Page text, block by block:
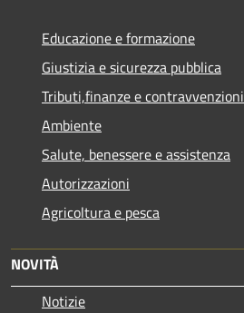
Educazione e formazione
Giustizia e sicurezza pubblica
Tributi,finanze e contravvenzioni
Ambiente
Salute, benessere e assistenza
Autorizzazioni
Agricoltura e pesca
NOVITÀ
Notizie